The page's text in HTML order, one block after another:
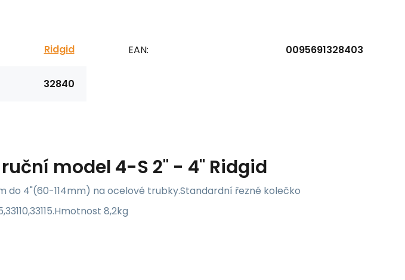
Ridgid
32840
EAN: 0095691328403
model 4-S 2" - 4" Ridgid
do 4"(60-114mm) na ocelové trubky.Standardní řezné kolečko
8,2kg